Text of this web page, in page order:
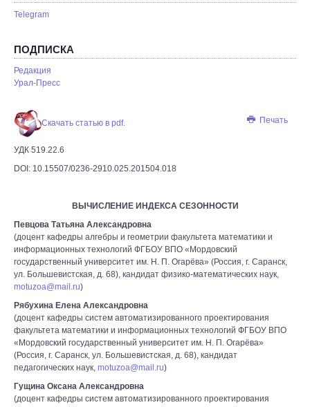
Telegram
ПОДПИСКА
Редакция
Урал-Пресс
Печать
Скачать статью в pdf.
УДК 519.22.6
DOI: 10.15507/0236-2910.025.201504.018
ВЫЧИСЛЕНИЕ ИНДЕКСА СЕЗОННОСТИ
Певцова Татьяна Александровна
(доцент кафедры алгебры и геометрии факультета математики и
информационных технологий ФГБОУ ВПО «Мордовский
государственный университет им. Н. П. Огарёва» (Россия, г. Саранск,
ул. Большевистская, д. 68), кандидат физико-математических наук,
motuzoa@mail.ru)
Рябухина Елена Александровна
(доцент кафедры систем автоматизированного проектирования
факультета математики и информационных технологий ФГБОУ ВПО
«Мордовский государственный университет им. Н. П. Огарёва»
(Россия, г. Саранск, ул. Большевистская, д. 68), кандидат
педагогических наук, motuzoa@mail.ru)
Гущина Оксана Александровна
(доцент кафедры систем автоматизированного проектирования